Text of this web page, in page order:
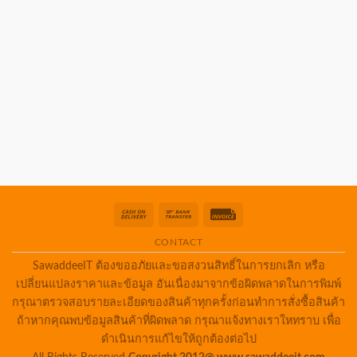
Cash
Delivery
Bank
CONTACT
SawaddeeIT ต้องขออภัยและขอสงวนสิทธิ์ในการยกเลิก หรือ
เปลี่ยนแปลงราคาและข้อมูล อันเนื่องมาจากข้อผิดพลาดในการพิมพ์
กรุณาตรวจสอบรายละเอียดของสินค้าทุกครั้งก่อนทำการสั่งซื้อสินค้า
ถ้าหากคุณพบข้อมูลสินค้าที่ผิดพลาด กรุณาแจ้งทางเราใหทราบ เพื่อ
ดำเนินการแก้ไขให้ถูกต้องต่อไป